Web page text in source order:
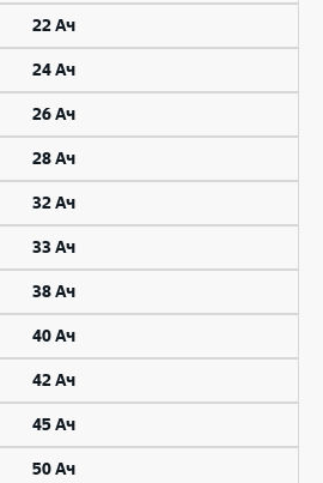
22 Ач
24 Ач
26 Ач
28 Ач
32 Ач
33 Ач
38 Ач
40 Ач
42 Ач
45 Ач
50 Ач